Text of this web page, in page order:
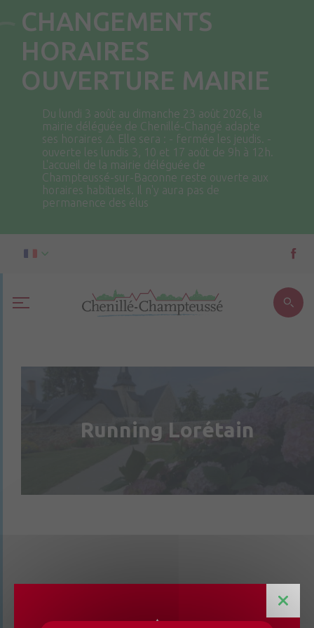
CHANGEMENTS
HORAIRES
OUVERTURE MAIRIE
Du lundi 3 août au dimanche 23 août 2026, la
mairie déléguée de Chenillé-Changé adapte
ses horaires ⚠ Elle sera : - fermée les jeudis. -
ouverte les lundis 3, 10 et 17 août de 9h à 12h.
L'accueil de la mairie déléguée de
Champteussé-sur-Baconne reste ouverte aux
horaires habituels. Il n'y aura pas de
permanence des élus
Running Lorétain